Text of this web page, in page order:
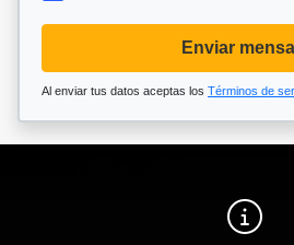
Enviar
Al enviar tus datos aceptas los Términos de